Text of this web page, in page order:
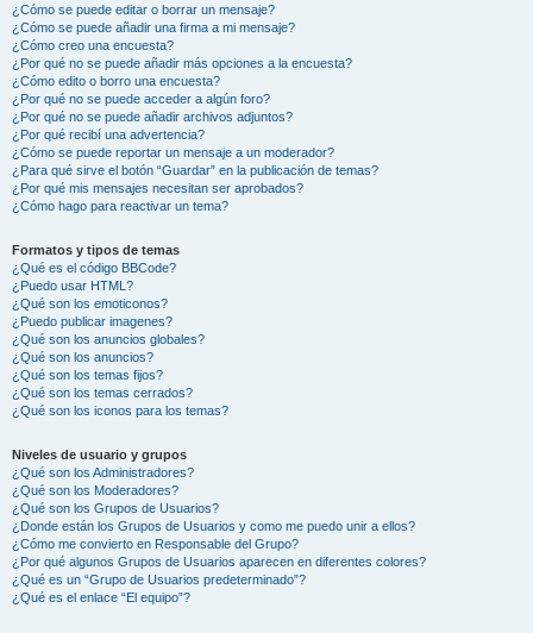
¿Cómo se puede editar o borrar un mensaje?
¿Cómo se puede añadir una firma a mi mensaje?
¿Cómo creo una encuesta?
¿Por qué no se puede añadir más opciones a la encuesta?
¿Cómo edito o borro una encuesta?
¿Por qué no se puede acceder a algún foro?
¿Por qué no se puede añadir archivos adjuntos?
¿Por qué recibí una advertencia?
¿Cómo se puede reportar un mensaje a un moderador?
¿Para qué sirve el botón “Guardar” en la publicación de temas?
¿Por qué mis mensajes necesitan ser aprobados?
¿Cómo hago para reactivar un tema?
Formatos y tipos de temas
¿Qué es el código BBCode?
¿Puedo usar HTML?
¿Qué son los emoticonos?
¿Puedo publicar imagenes?
¿Qué son los anuncios globales?
¿Qué son los anuncios?
¿Qué son los temas fijos?
¿Qué son los temas cerrados?
¿Qué son los iconos para los temas?
Niveles de usuario y grupos
¿Qué son los Administradores?
¿Qué son los Moderadores?
¿Qué son los Grupos de Usuarios?
¿Donde están los Grupos de Usuarios y como me puedo unir a ellos?
¿Cómo me convierto en Responsable del Grupo?
¿Por qué algunos Grupos de Usuarios aparecen en diferentes colores?
¿Qué es un “Grupo de Usuarios predeterminado”?
¿Qué es el enlace “El equipo”?